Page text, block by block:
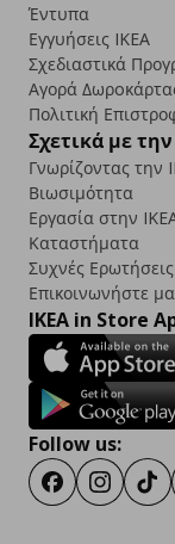
Έντυπα
Εγγυήσεις IKEA
Σχεδιαστικά
Αγορά
Πολιτική
Σχετικά με την
Γνωρίζοντας την
Βιωσιμότητα
Εργασία στην
Καταστήματα
Συχνές Ερωτήσεις
Επικοινωνήστε
IKEA in Store
Follow us:
Facebook